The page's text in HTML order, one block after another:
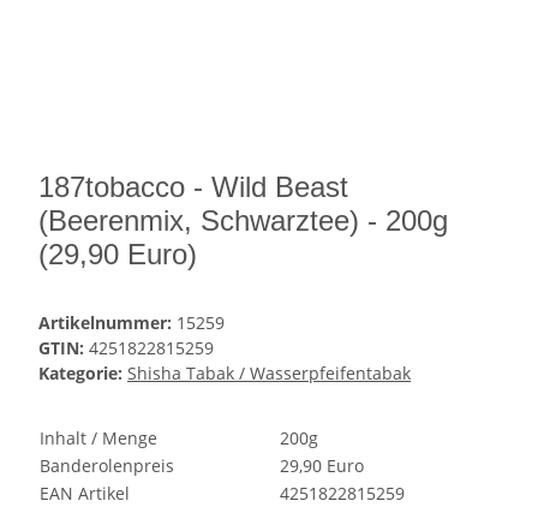
187tobacco - Wild Beast
(Beerenmix, Schwarztee) - 200g
(29,90 Euro)
Artikelnummer: 15259
GTIN: 4251822815259
Kategorie: Shisha Tabak / Wasserpfeifentabak
Inhalt / Menge
200g
Banderolenpreis
29,90 Euro
EAN Artikel
4251822815259